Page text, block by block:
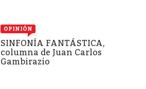
OPINIÓN
SINFONÍA FANTÁSTICA,
columna de Juan Carlos
Gambirazio